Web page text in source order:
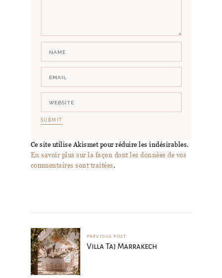
Ce site utilise Akismet pour réduire les indésirables.
En savoir plus sur la façon dont les données de vos
commentaires sont traitées.
PREVIOUS POST
Villa Taj Marrakech